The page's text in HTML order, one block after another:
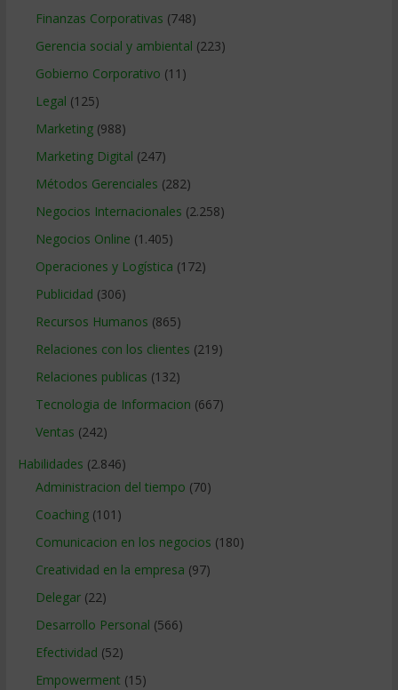
Finanzas Corporativas (748)
Gerencia social y ambiental (223)
Gobierno Corporativo (11)
Legal (125)
Marketing(988)
Marketing Digital (247)
Métodos Gerenciales (282)
Negocios Internacionales (2.258)
Negocios Online (1.405)
Operaciones y Logística (172)
Publicidad (306)
Recursos Humanos (865)
Relaciones con los clientes (219)
Relaciones publicas (132)
Tecnologia de Informacion (667)
Ventas (242)
Habilidades (2.846)
Administracion del tiempo (70)
Coaching(101)
Comunicacion en los negocios (180)
Creatividad en la empresa (97)
Delegar(22)
Desarrollo Personal (566)
Efectividad (52)
Empowerment (15)